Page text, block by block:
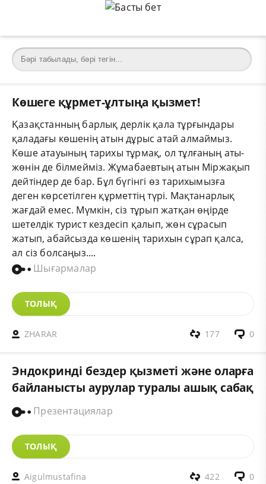
Көшеге құрмет-ұлтыңа қызмет!
Қазақстанның барлық дерлік қала тұрғындары
қаладағы көшенің атын дұрыс атай алмаймыз.
Көше атауының тариxы тұрмақ, ол тұлғаның аты-
жөнін де білмейміз. Жұмабаевтың атын Міржақып
дейтіндер де бар. Бұл бүгінгі өз тарихымызға
деген көрсетілген құрметтің түрі. Мақтанарлық
жағдай емес. Мүмкін, сіз тұрып жатқан өңірде
шетелдік турист кездесіп қалып, жөн сұрасып
жатып, абайсызда көшенің тарихын сұрап қалса,
ал сіз болсаңыз....
Шығармалар
ТОЛЫҚ
ZHARAR 0
177
Эндокринді бездер қызметі және оларға
байланысты аурулар туралы ашық сабақ
Презентациялар
ТОЛЫҚ
Aigulmustafina 0
422